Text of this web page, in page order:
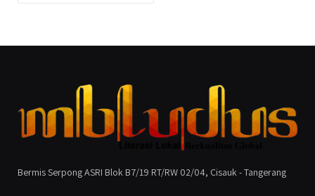
Bermis Serpong ASRI Blok B7/19 RT/RW 02/04, Cisauk - Tangerang